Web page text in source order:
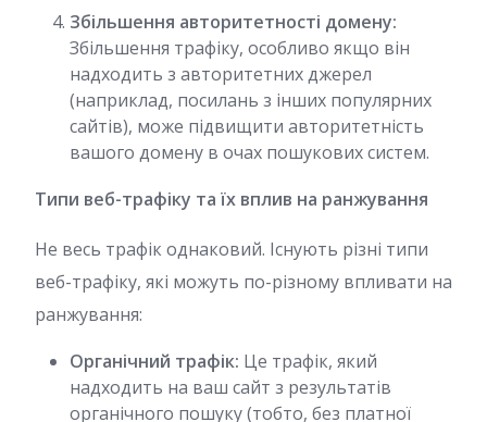
Збільшення авторитетності домену:
Збільшення трафіку, особливо якщо він
надходить з авторитетних джерел
(наприклад, посилань з інших популярних
сайтів), може підвищити авторитетність
вашого домену в очах пошукових систем.
Типи веб-трафіку та їх вплив на ранжування
Не весь трафік однаковий. Існують різні типи
веб-трафіку, які можуть по-різному впливати на
ранжування:
Органічний трафік: Це трафік, який
надходить на ваш сайт з результатів
органічного пошуку (тобто, без платної